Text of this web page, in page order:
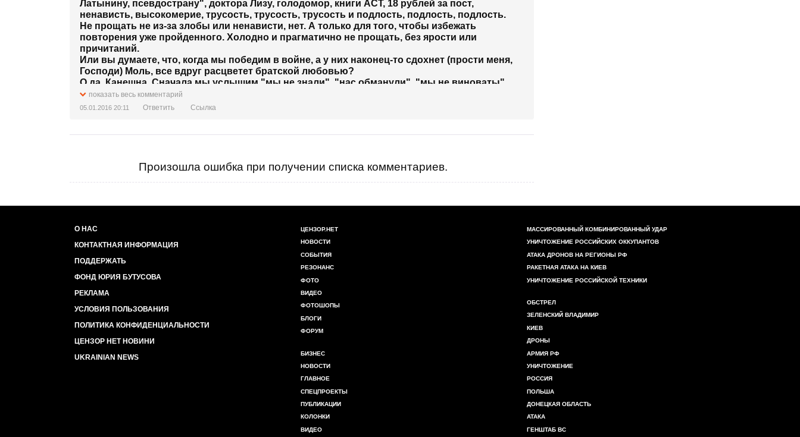
Латынину, псевдострану", доктора Лизу, голодомор, книги АСТ, 18 рублей за пост,
ненависть, высокомерие, трусость, трусость, трусость и подлость, подлость, подлость.
Не прощать не из-за злобы или ненависти, нет. А только для того, чтобы избежать
повторения уже пройденного. Холодно и прагматично не прощать, без ярости или
причитаний.
Или вы думаете, что, когда мы победим в войне, а у них наконец-то сдохнет (прости меня,
Господи) Моль, все вдруг расцветет братской любовью?
О да. Канешна. Сначала мы услышим "мы не знали", "нас обманули", "мы не виноваты".
Катя Андреева придет на работу в сине-желтой блузке, Валерия споет "Червону руту", а
Кобзон извинится за "западенских отморозков". А потом все вернется на круги своя. Или
те, кто вчера поливал мою и вашу страну грязью, вдруг начнут клясться в вечной дружбе,
не забывайте.
Наших детей, вытряхивающих копейки из своих копилок.
Безруких и безногих двадцатилетних пацанов в госпитале.
показать весь комментарий
05.01.2016 20:11 Ответить Ссылка
Произошла ошибка при получении списка комментариев.
О НАС
КОНТАКТНАЯ ИНФОРМАЦИЯ
ПОДДЕРЖАТЬ
ФОНД ЮРИЯ БУТУСОВА
РЕКЛАМА
УСЛОВИЯ ПОЛЬЗОВАНИЯ
ПОЛИТИКА КОНФИДЕНЦИАЛЬНОСТИ
ЦЕНЗОР НЕТ НОВИНИ
UKRAINIAN NEWS
ЦЕНЗОР.НЕТ
НОВОСТИ
СОБЫТИЯ
РЕЗОНАНС
ФОТО
ВИДЕО
ФОТОШОПЫ
БЛОГИ
ФОРУМ
БИЗНЕС
НОВОСТИ
ГЛАВНОЕ
СПЕЦПРОЕКТЫ
ПУБЛИКАЦИИ
КОЛОНКИ
ВИДЕО
МАССИРОВАННЫЙ КОМБИНИРОВАННЫЙ УДАР
УНИЧТОЖЕНИЕ РОССИЙСКИХ ОККУПАНТОВ
АТАКА ДРОНОВ НА РЕГИОНЫ РФ
РАКЕТНАЯ АТАКА НА КИЕВ
УНИЧТОЖЕНИЕ РОССИЙСКОЙ ТЕХНИКИ
ОБСТРЕЛ
ЗЕЛЕНСКИЙ ВЛАДИМИР
КИЕВ
ДРОНЫ
АРМИЯ РФ
УНИЧТОЖЕНИЕ
РОССИЯ
ПОЛЬША
ДОНЕЦКАЯ ОБЛАСТЬ
АТАКА
ГЕНШТАБ ВС